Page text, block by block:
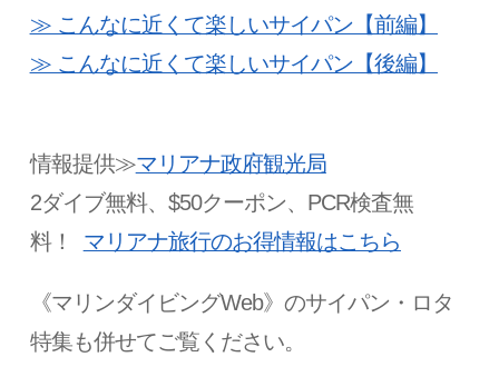
≫ こんなに近くて楽しいサイパン【前編】
≫ こんなに近くて楽しいサイパン【後編】
情報提供≫マリアナ政府観光局
2ダイブ無料、$50クーポン、PCR検査無
料！ マリアナ旅行のお得情報はこちら
《マリンダイビングWeb》のサイパン・ロタ
特集も併せてご覧ください。